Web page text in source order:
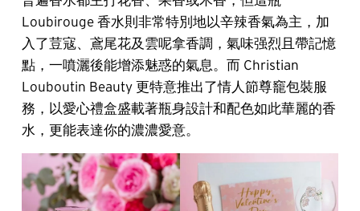
Loubirouge 香水則非常特別地以辛辣香氣為主，加
入了荳寇、鳶尾花及雲呢拿香調，氣味强烈且帶記憶
點，一噴灑後能增添魅惑的氣息。而 Christian
Louboutin Beauty 更特意推出了情人節尊竉包裝服
務，以愛心禮盒盛載著瓶身設計和配色如此華麗的香
水，更能表達你的濃濃愛意。